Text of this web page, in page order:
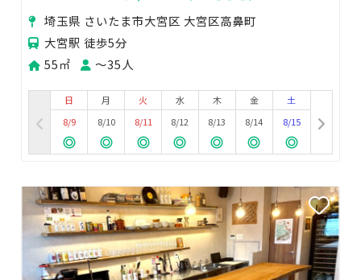
埼玉県 さいたま市大宮区 大宮区高鼻町
大宮駅 徒歩5分
55㎡
〜35人
日
8/9
月
8/10
火
8/11
水
8/12
木
8/13
金
8/14
土
8/15